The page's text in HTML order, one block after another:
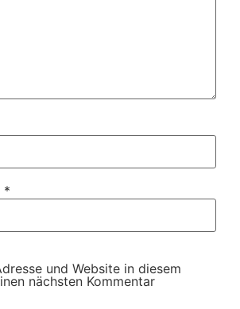
*
und Website in diesem
nächsten Kommentar